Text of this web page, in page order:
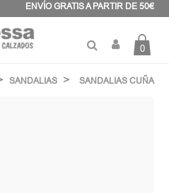
ENVÍO GRATIS A PARTIR DE 50€
0
SANDALIAS SANDALIAS CUÑA